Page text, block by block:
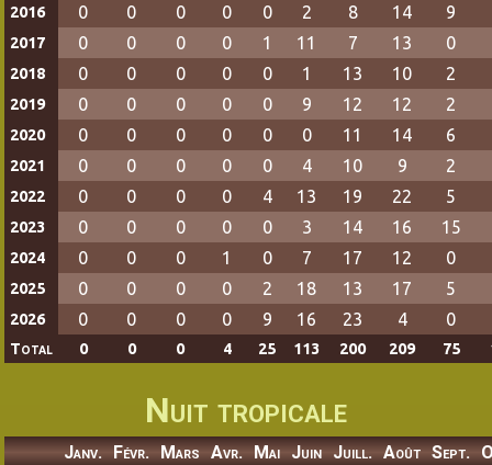
2016 0 0 0 0 0 2 8 14 9
2017 0 0 0 0 1 11 7 13 0
2018 0 0 0 0 0 1 13 10 2
2019 0 0 0 0 0 9 12 12 2
2020 0 0 0 0 0 0 11 14 6
2021 0 0 0 0 0 4 10 9 2
2022 0 0 0 0 4 13 19 22 5
2023 0 0 0 0 0 3 14 16 15
2024 0 0 0 1 0 7 17 12 0
2025 0 0 0 0 2 18 13 17 5
2026 0 0 0 0 9 16 23 4 0
Total 0 0 0 4 25 113 200 209 75
Nuit tropicale
Janv. Févr. Mars Avr. Mai Juin Juill. Août Sept.